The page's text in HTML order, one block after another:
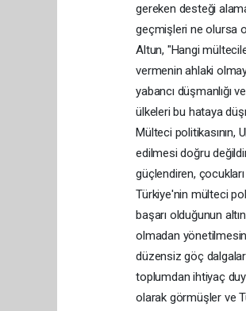
gereken desteği
geçmişleri ne olursa
Altun, "Hangi
vermenin ahlaki
yabancı düşmanlığı
ülkeleri bu hataya
Mülteci politikasının,
edilmesi doğru
güçlendiren,
Türkiye'nin mülteci
başarı olduğunun
olmadan
düzensiz göç
toplumdan ihtiyaç
olarak görmüşler ve